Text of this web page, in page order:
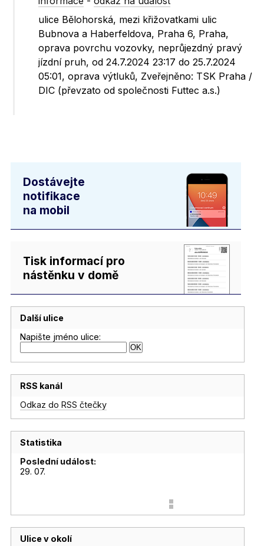
ulice Bělohorská, mezi křižovatkami ulic
Bubnova a Haberfeldova, Praha 6, Praha,
oprava povrchu vozovky, neprůjezdný pravý
jízdní pruh, od 24.7.2024 23:17 do 25.7.2024
05:01, oprava výtluků, Zveřejněno: TSK Praha /
DIC (převzato od společnosti Futtec a.s.)
Dostávejte
notifikace
na mobil
Tisk informací pro
nástěnku v domě
Další ulice
Napište jméno ulice:
RSS kanál
Odkaz do RSS čtečky
Statistika
Poslední událost:
29. 07.
Ulice v okolí